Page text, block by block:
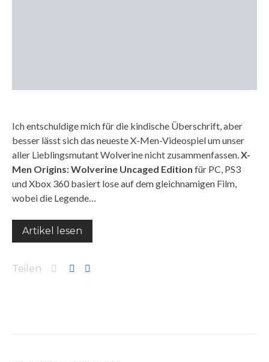
Ich entschuldige mich für die kindische Überschrift, aber
besser lässt sich das neueste X-Men-Videospiel um unser
aller Lieblingsmutant Wolverine nicht zusammenfassen.X-
Men Origins: Wolverine Uncaged Edition für PC, PS3
und Xbox 360 basiert lose auf dem gleichnamigen Film,
wobei die Legende…
Artikel lesen
Teilen